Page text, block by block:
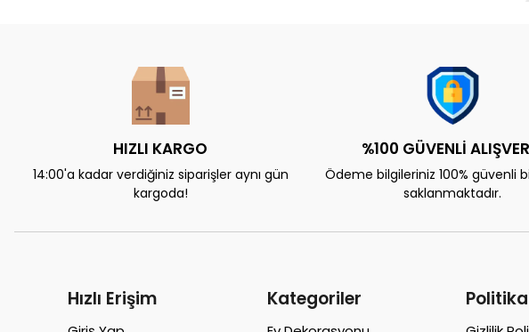
HIZLI KARGO
14:00'a kadar verdiğiniz siparişler aynı gün
kargoda!
%100 GÜVENLİ
Ödeme bilgileriniz 100% güvenli
saklanmaktadır.
Hızlı Erişim Kategoriler